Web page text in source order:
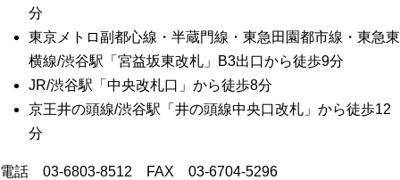
分
東京メトロ副都心線・半蔵門線・東急田園都市線・東急東
横線/渋谷駅「宮益坂東改札」B3出口から徒歩9分
JR/渋谷駅「中央改札口」から徒歩8分
京王井の頭線/渋谷駅「井の頭線中央口改札」から徒歩12
分
電話 03-6803-8512 FAX 03-6704-5296